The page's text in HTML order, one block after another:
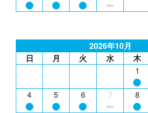
2026年10月
日
月 火 水 木
1
4 5 6 7 8